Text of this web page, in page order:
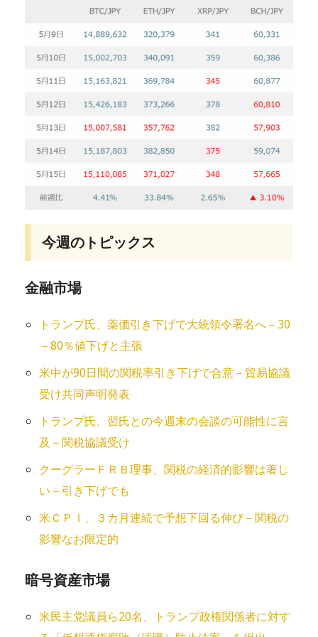
今週のトピックス
金融市場
トランプ氏、薬価引き下げで大統領令署名へ－30
－80％値下げと主張
米中が90日間の関税率引き下げで合意－貿易協議
受け共同声明発表
トランプ氏、習氏との今週末の会談の可能性に言
及－関税協議受け
クーグラーＦＲＢ理事、関税の経済的影響は著し
い－引き下げでも
米ＣＰＩ、３カ月連続で予想下回る伸び－関税の
影響なお限定的
暗号資産市場
米民主党議員ら20名、トランプ政権関係者に対す